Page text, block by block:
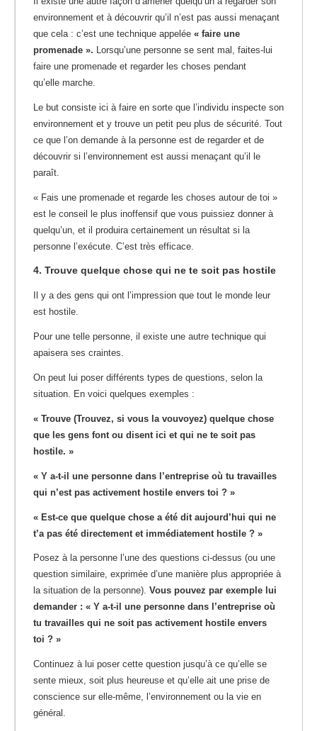
environnement et à découvrir qu’il n’est pas aussi menaçant
que cela : c’est une technique appelée « faire une
promenade ». Lorsqu’une personne se sent mal, faites-lui
faire une promenade et regarder les choses pendant
qu’elle marche.
Le but consiste ici à faire en sorte que l’individu inspecte son
environnement et y trouve un petit peu plus de sécurité. Tout
ce que l’on demande à la personne est de regarder et de
découvrir si l’environnement est aussi menaçant qu’il le
paraît.
« Fais une promenade et regarde les choses autour de toi »
est le conseil le plus inoffensif que vous puissiez donner à
quelqu’un, et il produira certainement un résultat si la
personne l’exécute. C’est très efficace.
4. Trouve quelque chose qui ne te soit pas hostile
Il y a des gens qui ont l’impression que tout le monde leur
est hostile.
Pour une telle personne, il existe une autre technique qui
apaisera ses craintes.
On peut lui poser différents types de questions, selon la
situation. En voici quelques exemples :
« Trouve (Trouvez, si vous la vouvoyez) quelque chose
que les gens font ou disent ici et qui ne te soit pas
hostile. »
« Y a-t-il une personne dans l’entreprise où tu travailles
qui n’est pas activement hostile envers toi ? »
« Est-ce que quelque chose a été dit aujourd’hui qui ne
t’a pas été directement et immédiatement hostile ? »
Posez à la personne l’une des questions ci-dessus (ou une
question similaire, exprimée d’une manière plus appropriée à
la situation de la personne). Vous pouvez par exemple lui
demander : « Y a-t-il une personne dans l’entreprise où
tu travailles qui ne soit pas activement hostile envers
toi ? »
Continuez à lui poser cette question jusqu’à ce qu’elle se
sente mieux, soit plus heureuse et qu’elle ait une prise de
conscience sur elle-même, l’environnement ou la vie en
général.